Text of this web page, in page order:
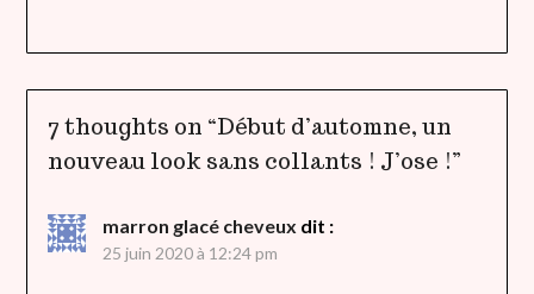
7 thoughts on “Début d’automne, un
nouveau look sans collants ! J’ose !”
marron glacé cheveux dit :
25 juin 2020 à 12:24 pm